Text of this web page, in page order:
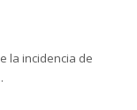
la incidencia de